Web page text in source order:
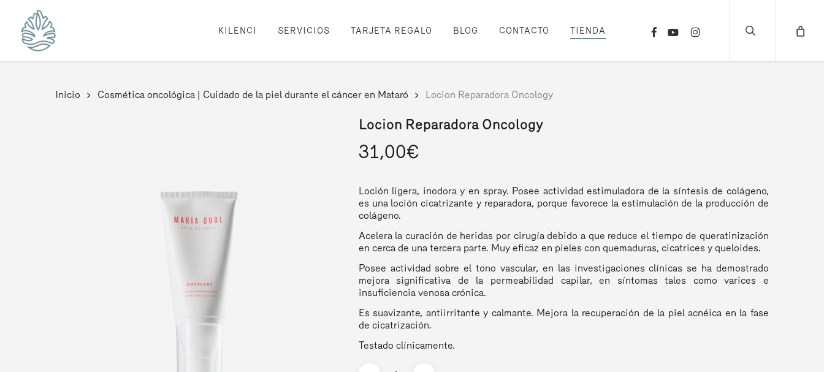
main
content
KILENCI SERVICIOS TARJETA REGALO BLOG CONTACTO TIENDA FACEBOOK
YOUTUBEINSTAGRAM
Inicio Cosmética oncológica | Cuidado de la piel durante el cáncer en Mataró Locion Reparadora Oncology
Locion Reparadora Oncology
31,00€
Loción ligera, inodora y en spray. Posee actividad estimuladora de la síntesis de colágeno,
es una loción cicatrizante y reparadora, porque favorece la estimulación de la producción de
colágeno.
Acelera la curación de heridas por cirugía debido a que reduce el tiempo de queratinización
en cerca de una tercera parte. Muy eficaz en pieles con quemaduras, cicatrices y queloides.
Posee actividad sobre el tono vascular, en las investigaciones clínicas se ha demostrado
mejora significativa de la permeabilidad capilar, en síntomas tales como varices e
insuficiencia venosa crónica.
Es suavizante, antiirritante y calmante. Mejora la recuperación de la piel acnéica en la fase
de cicatrización.
Testado clínicamente.